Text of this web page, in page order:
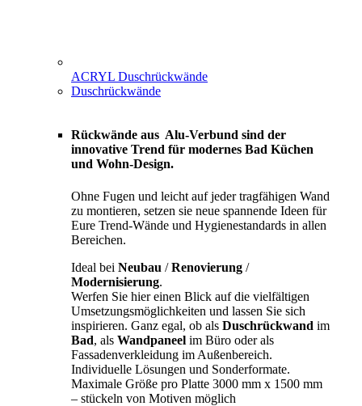
ACRYL Duschrückwände
Duschrückwände
Rückwände aus Alu-Verbund sind der
innovative Trend für modernes Bad Küchen
und Wohn-Design.
Ohne Fugen und leicht auf jeder tragfähigen Wand
zu montieren, setzen sie neue spannende Ideen für
Eure Trend-Wände und Hygienestandards in allen
Bereichen.
Ideal bei Neubau /Renovierung /
Modernisierung.
Werfen Sie hier einen Blick auf die vielfältigen
Umsetzungsmöglichkeiten und lassen Sie sich
inspirieren. Ganz egal, ob als Duschrückwand im
Bad, als Wandpaneel im Büro oder als
Fassadenverkleidung im Außenbereich.
Individuelle Lösungen und Sonderformate.
Maximale Größe pro Platte 3000 mm x 1500 mm
– stückeln von Motiven möglich